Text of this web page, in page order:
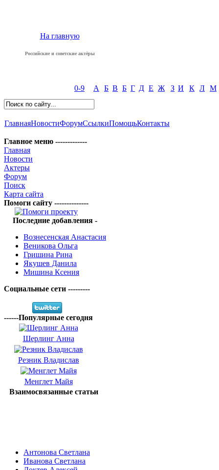
На главную
Российские и советские актёры
0-9 А Б В Б Г Д Е Ж З И К Л М
ГлавнаяНовостиФорумСсылкиПомощьКонтакты
Главное меню -------------
Главная
Новости
Актеры
Форум
Поиск
Карта сайта
Помоги сайту --------------
Последние добавления -
Вознесенская Анастасия
Веникова Ольга
Гришина Рина
Якушев Данила
Мишина Ксения
Социальные сети ---------
------Популярные сегодня
Шерлинг Анна
Резник Владислав
Менглет Майя
Взаимосвязанные статьи
Антонова Светлана
Иванова Светлана